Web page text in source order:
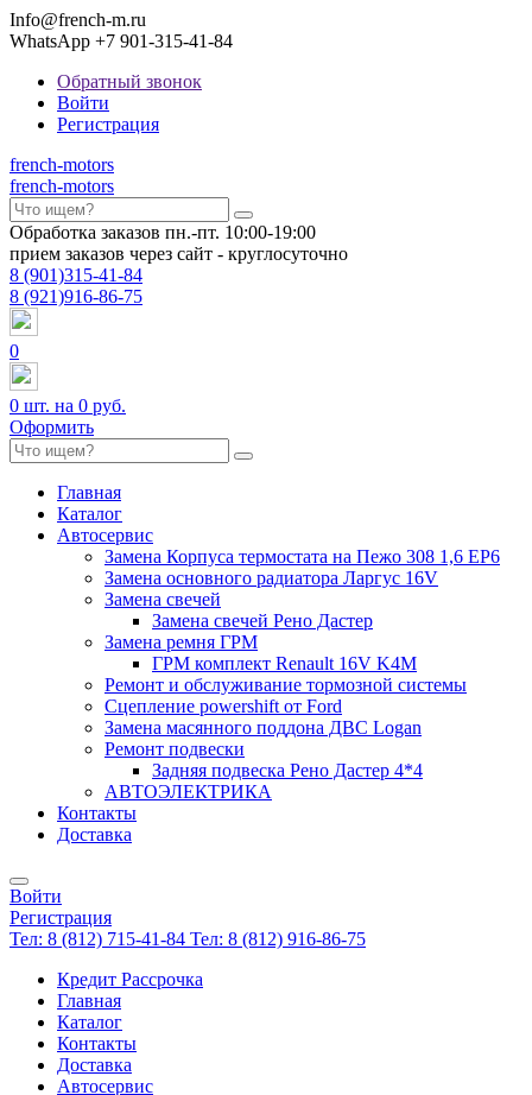
Info@french-m.ru
WhatsApp +7 901-315-41-84
Обратный звонок
Войти
Регистрация
french-motors
french-motors
Обработка заказов пн.-пт. 10:00-19:00
прием заказов через сайт - круглосуточно
8 (901)315-41-84
8 (921)916-86-75
0
0 шт. на 0 руб.
Оформить
Главная
Каталог
Автосервис
Замена Корпуса термостата на Пежо 308 1,6 EP6
Замена основного радиатора Ларгус 16V
Замена свечей
Замена свечей Рено Дастер
Замена ремня ГРМ
ГРМ комплект Renault 16V K4M
Ремонт и обслуживание тормозной системы
Сцепление powershift от Ford
Замена масянного поддона ДВС Logan
Ремонт подвески
Задняя подвеска Рено Дастер 4*4
АВТОЭЛЕКТРИКА
Контакты
Доставка
Войти
Регистрация
Тел: 8 (812) 715-41-84 Тел: 8 (812) 916-86-75
Кредит Рассрочка
Главная
Каталог
Контакты
Доставка
Автосервис